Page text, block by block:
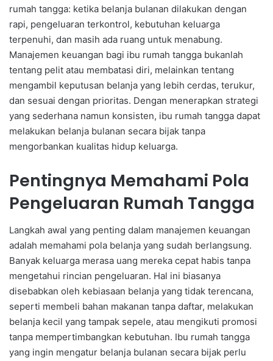
rumah tangga: ketika belanja bulanan dilakukan dengan
rapi, pengeluaran terkontrol, kebutuhan keluarga
terpenuhi, dan masih ada ruang untuk menabung.
Manajemen keuangan bagi ibu rumah tangga bukanlah
tentang pelit atau membatasi diri, melainkan tentang
mengambil keputusan belanja yang lebih cerdas, terukur,
dan sesuai dengan prioritas. Dengan menerapkan strategi
yang sederhana namun konsisten, ibu rumah tangga dapat
melakukan belanja bulanan secara bijak tanpa
mengorbankan kualitas hidup keluarga.
Pentingnya Memahami Pola
Pengeluaran Rumah Tangga
Langkah awal yang penting dalam manajemen keuangan
adalah memahami pola belanja yang sudah berlangsung.
Banyak keluarga merasa uang mereka cepat habis tanpa
mengetahui rincian pengeluaran. Hal ini biasanya
disebabkan oleh kebiasaan belanja yang tidak terencana,
seperti membeli bahan makanan tanpa daftar, melakukan
belanja kecil yang tampak sepele, atau mengikuti promosi
tanpa mempertimbangkan kebutuhan. Ibu rumah tangga
yang ingin mengatur belanja bulanan secara bijak perlu